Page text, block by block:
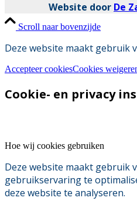
Website door De
Scroll naar bovenzijde
Deze website maakt gebruik
Accepteer cookiesCookies
Cookie- en privacy
Hoe wij cookies gebruiken
Deze website maakt gebruik
gebruikservaring te
deze website te analyseren.